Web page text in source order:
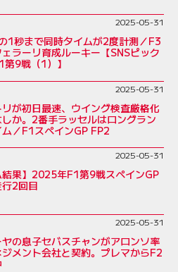
2025-05-31
1秒まで同時タイムが2度計測／F3
ラーリ育成ルーキー【SNSピック
9戦（1）】
2025-05-31
リが初日最速、ウイング検査厳格化
か。2番手ラッセルはロングラン
／F1スペインGP FP2
2025-05-31
結果】2025年F1第9戦スペインGP
2回目
2025-05-31
の息子セバスチャンがアロンソ率
メント会社と契約。プレマからF2